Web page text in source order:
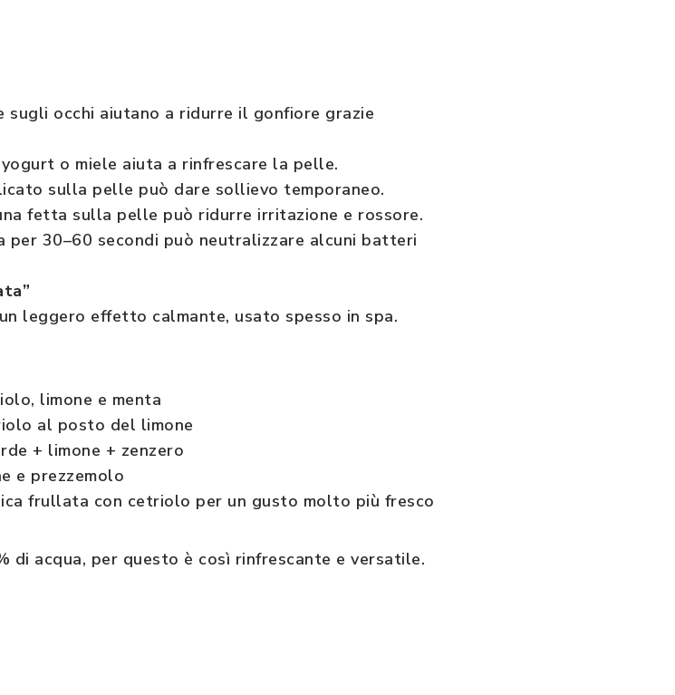
sugli occhi aiutano a ridurre il gonfiore grazie
o miele aiuta a rinfrescare la pelle.
sulla pelle può dare sollievo temporaneo.
fetta sulla pelle può ridurre irritazione e rossore.
per 30–60 secondi può neutralizzare alcuni batteri
leggero effetto calmante, usato spesso in spa.
limone e menta
al posto del limone
+ limone + zenzero
e prezzemolo
frullata con cetriolo per un gusto molto più fresco
acqua, per questo è così rinfrescante e versatile.